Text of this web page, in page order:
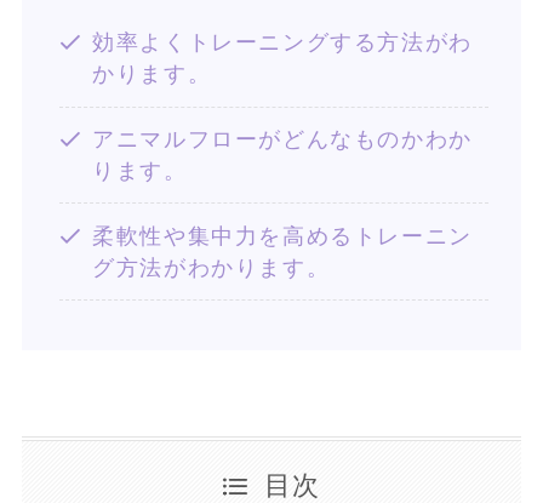
効率よくトレーニングする方法がわ
かります。
アニマルフローがどんなものかわか
ります。
柔軟性や集中力を高めるトレーニン
グ方法がわかります。
目次